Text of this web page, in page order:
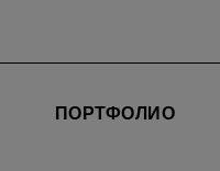
ПОРТФОЛИО